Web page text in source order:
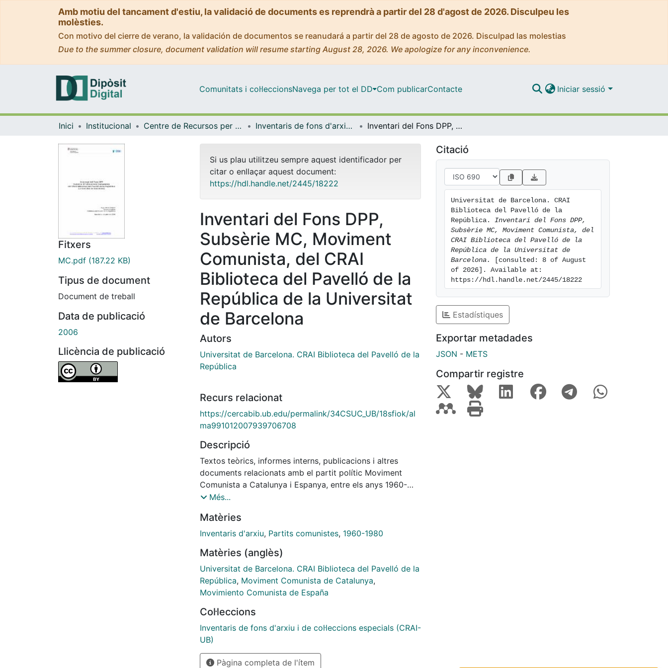
Amb motiu del tancament d'estiu, la validació de documents es reprendrà a partir del 28 d'agost de 2026. Disculpeu les
molèsties.
Con motivo del cierre de verano, la validación de documentos se reanudará a partir del 28 de agosto de 2026. Disculpad las molestias
Due to the summer closure, document validation will resume starting August 28, 2026. We apologize for any inconvenience.
Comunitats i col·leccionsNavega per tot el DD Com publicarContacte Iniciar sessió
Inici Institucional Centre de Recursos per a l'Aprenentatge i la Investigació (CRAI-UB) - Institucional Inventaris de fons d'arxiu i de col·leccions especials (CRAI-UB) Inventari del Fons DPP, Subsèrie MC, Moviment Comunista, del CRAI Biblioteca del Pavelló de la República de la Universitat de Barcelona
Fitxers
MC.pdf (187.22 KB)
Tipus de document
Document de treball
Data de publicació
2006
Llicència de publicació
Si us plau utilitzeu sempre aquest identificador per
citar o enllaçar aquest document:
https://hdl.handle.net/2445/18222
Inventari del Fons DPP,
Subsèrie MC, Moviment
Comunista, del CRAI
Biblioteca del Pavelló de la
República de la Universitat
de Barcelona
Autors
Universitat de Barcelona. CRAI Biblioteca del Pavelló de la
República
Recurs relacionat
https://cercabib.ub.edu/permalink/34CSUC_UB/18sfiok/al
ma991012007939706708
Descripció
Textos teòrics, informes interns, publicacions i altres
documents relacionats amb el partit polític Moviment
Comunista a Catalunya i Espanya, entre els anys 1960-
1980Més...
Matèries
Inventaris d'arxiu, Partits comunistes, 1960-1980
Matèries (anglès)
Universitat de Barcelona. CRAI Biblioteca del Pavelló de la
República, Moviment Comunista de Catalunya,
Movimiento Comunista de España
Col·leccions
Inventaris de fons d'arxiu i de col·leccions especials (CRAI-
UB)
Pàgina completa de l'ítem
Citació
Universitat de Barcelona. CRAI
Biblioteca del Pavelló de la
República. Inventari del Fons DPP,
Subsèrie MC, Moviment Comunista, del
CRAI Biblioteca del Pavelló de la
República de la Universitat de
Barcelona.
[consulted: 8 of August
of 2026]. Available at:
https://hdl.handle.net/2445/18222
Estadístiques
Exportar metadades
JSON - METS
Compartir registre